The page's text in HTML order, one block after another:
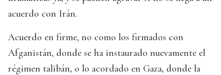
acuerdo con Irán.
Acuerdo en firme, no como los firmados con
Afganistán, donde se ha instaurado nuevamente el
régimen talibán, o lo acordado en Gaza, donde la